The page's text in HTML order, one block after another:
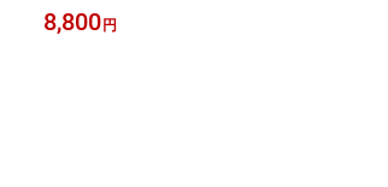
ラ 緑 愛 優しさ 愛情 リラックス 落ち
着く 癒し 瞑想 不眠 睡眠 サイマティ
8,800 円